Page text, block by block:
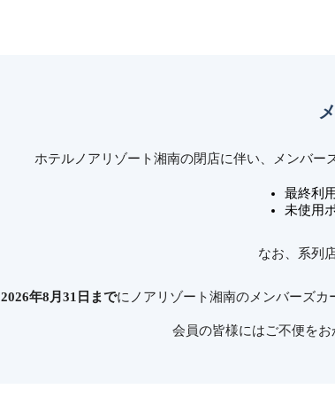
ホテルノアリゾート湘南の閉店に伴い、メンバー
最終利
未使用
なお、系列
2026年8月31日までにノアリゾート湘南のメンバーズ
会員の皆様にはご不便を